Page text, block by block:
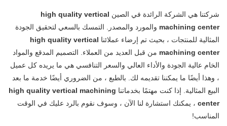
شركتنا هي الشركة الرائدة في الصين high quality vertical
machining center والمورد والمصدر. التمسك بالسعي لتحقيق الجودة
المثالية للمنتجات ، بحيث تم إرضاء عملائنا high quality vertical
machining center من قبل العديد من العملاء. التصميم المدقع والمواد
الخام عالية الجودة والأداء العالي والسعر التنافسي هي ما يريده كل عميل
، وهذا أيضًا ما يمكننا تقديمه لك. بالطبع ، من الضروري أيضًا خدمة ما بعد
البيع المثالية. إذا كنت مهتمًا بخدماتنا high quality vertical machining
center ، يمكنك استشارة لنا الآن ، وسوف نقوم بالرد عليك في الوقت
المناسب!